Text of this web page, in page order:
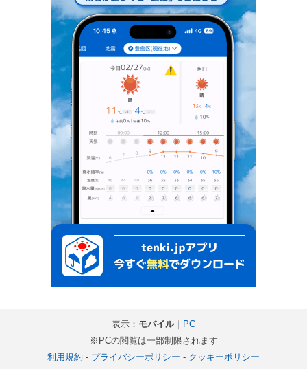
表示： モバイル｜
PC
※PCの閲覧は一部制限されます
利用規約 - プライバシーポリシー - クッキーポリシー